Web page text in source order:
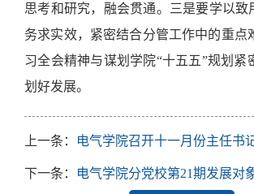
思考和研究，融会贯通。三是要学以致
务求实效，紧密结合分管工作中的重点
习全会精神与谋划学院“十五五”规划紧
划好发展。
上一条： 电气学院召开十一月份主任书
下一条： 电气学院分党校第21期发展对象